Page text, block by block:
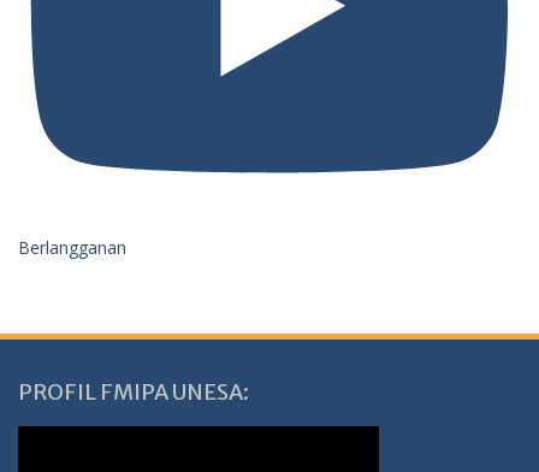
Berlangganan
PROFIL FMIPA UNESA: